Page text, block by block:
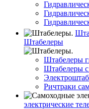
Штабелеры
Штабелеры
Штабелеры
Ричтраки
электрические